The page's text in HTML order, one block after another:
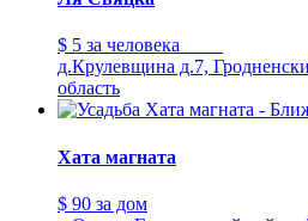
$ 5 за человека
д.Крулевщина д.7,
область
Хата магната
$ 90 за дом